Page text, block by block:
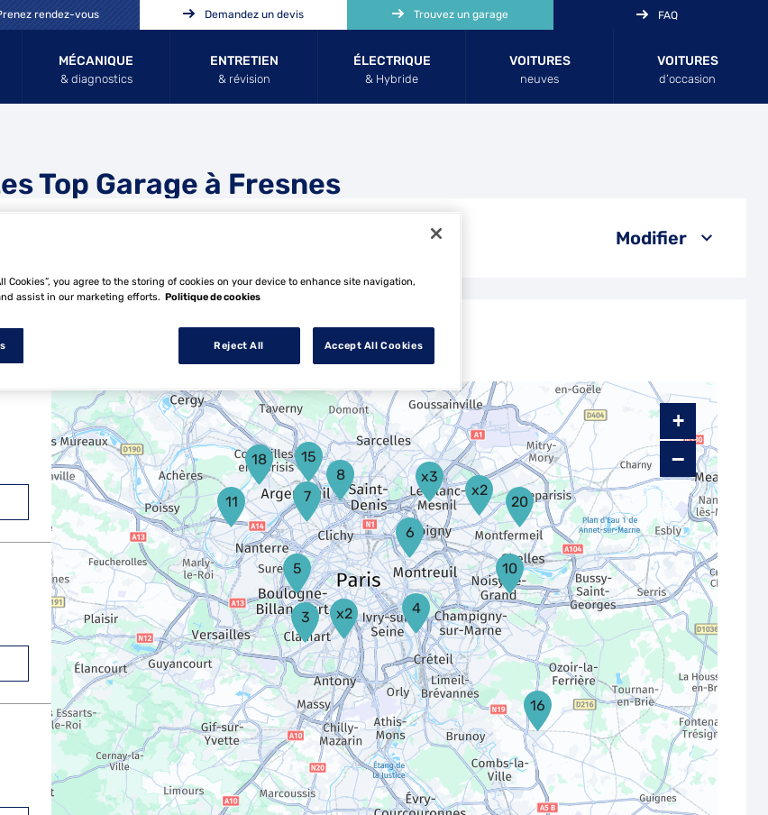
MÉCANIQUE
& diagnostics
ENTRETIEN
& révision
ÉLECTRIQUE
& Hybride
VOITURES
neuves
VOITURES
d’occasion
rendez-vous Demandez un devis Trouvez un garage FAQ
Top Garage à Fresnes
Modifier
24 Top Garage à Fresnes
11
16
20
10
5
6
x2
x3
18
15
8
7
4
3 x2
+
−
Cookies”, you agree to the storing of cookies on your device to enhance site navigation,
assist in our marketing efforts. Politique de cookies
Reject All Accept All Cookies